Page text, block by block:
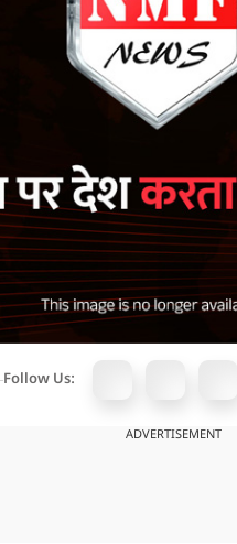
Follow Us:
ADVERTISEMENT